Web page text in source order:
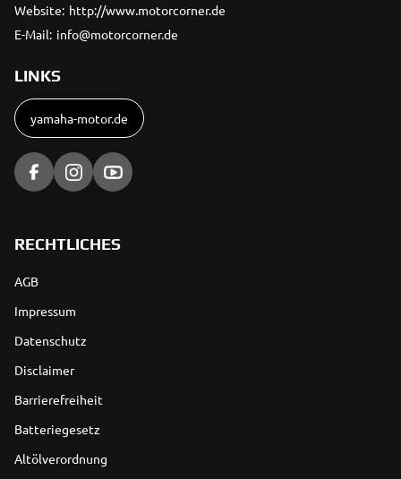
Website: http://www.motorcorner.de
E-Mail: info@motorcorner.de
LINKS
yamaha-motor.de
RECHTLICHES
AGB
Impressum
Datenschutz
Disclaimer
Barrierefreiheit
Batteriegesetz
Altölverordnung